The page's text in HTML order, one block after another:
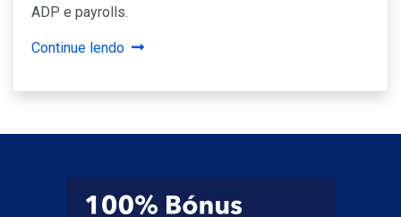
ADP e payrolls.
Continue lendo